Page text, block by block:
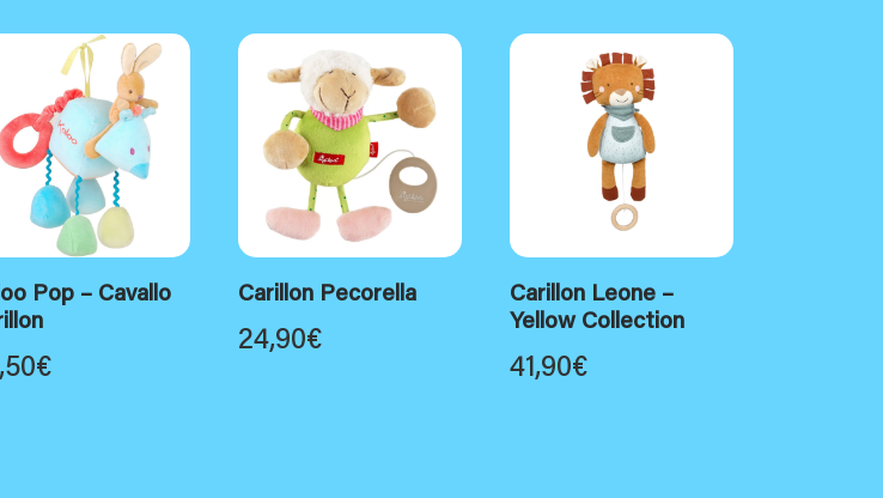
Pop – Cavallo
€
Carillon Pecorella
24,90€
Carillon Leone –
Yellow Collection
41,90€